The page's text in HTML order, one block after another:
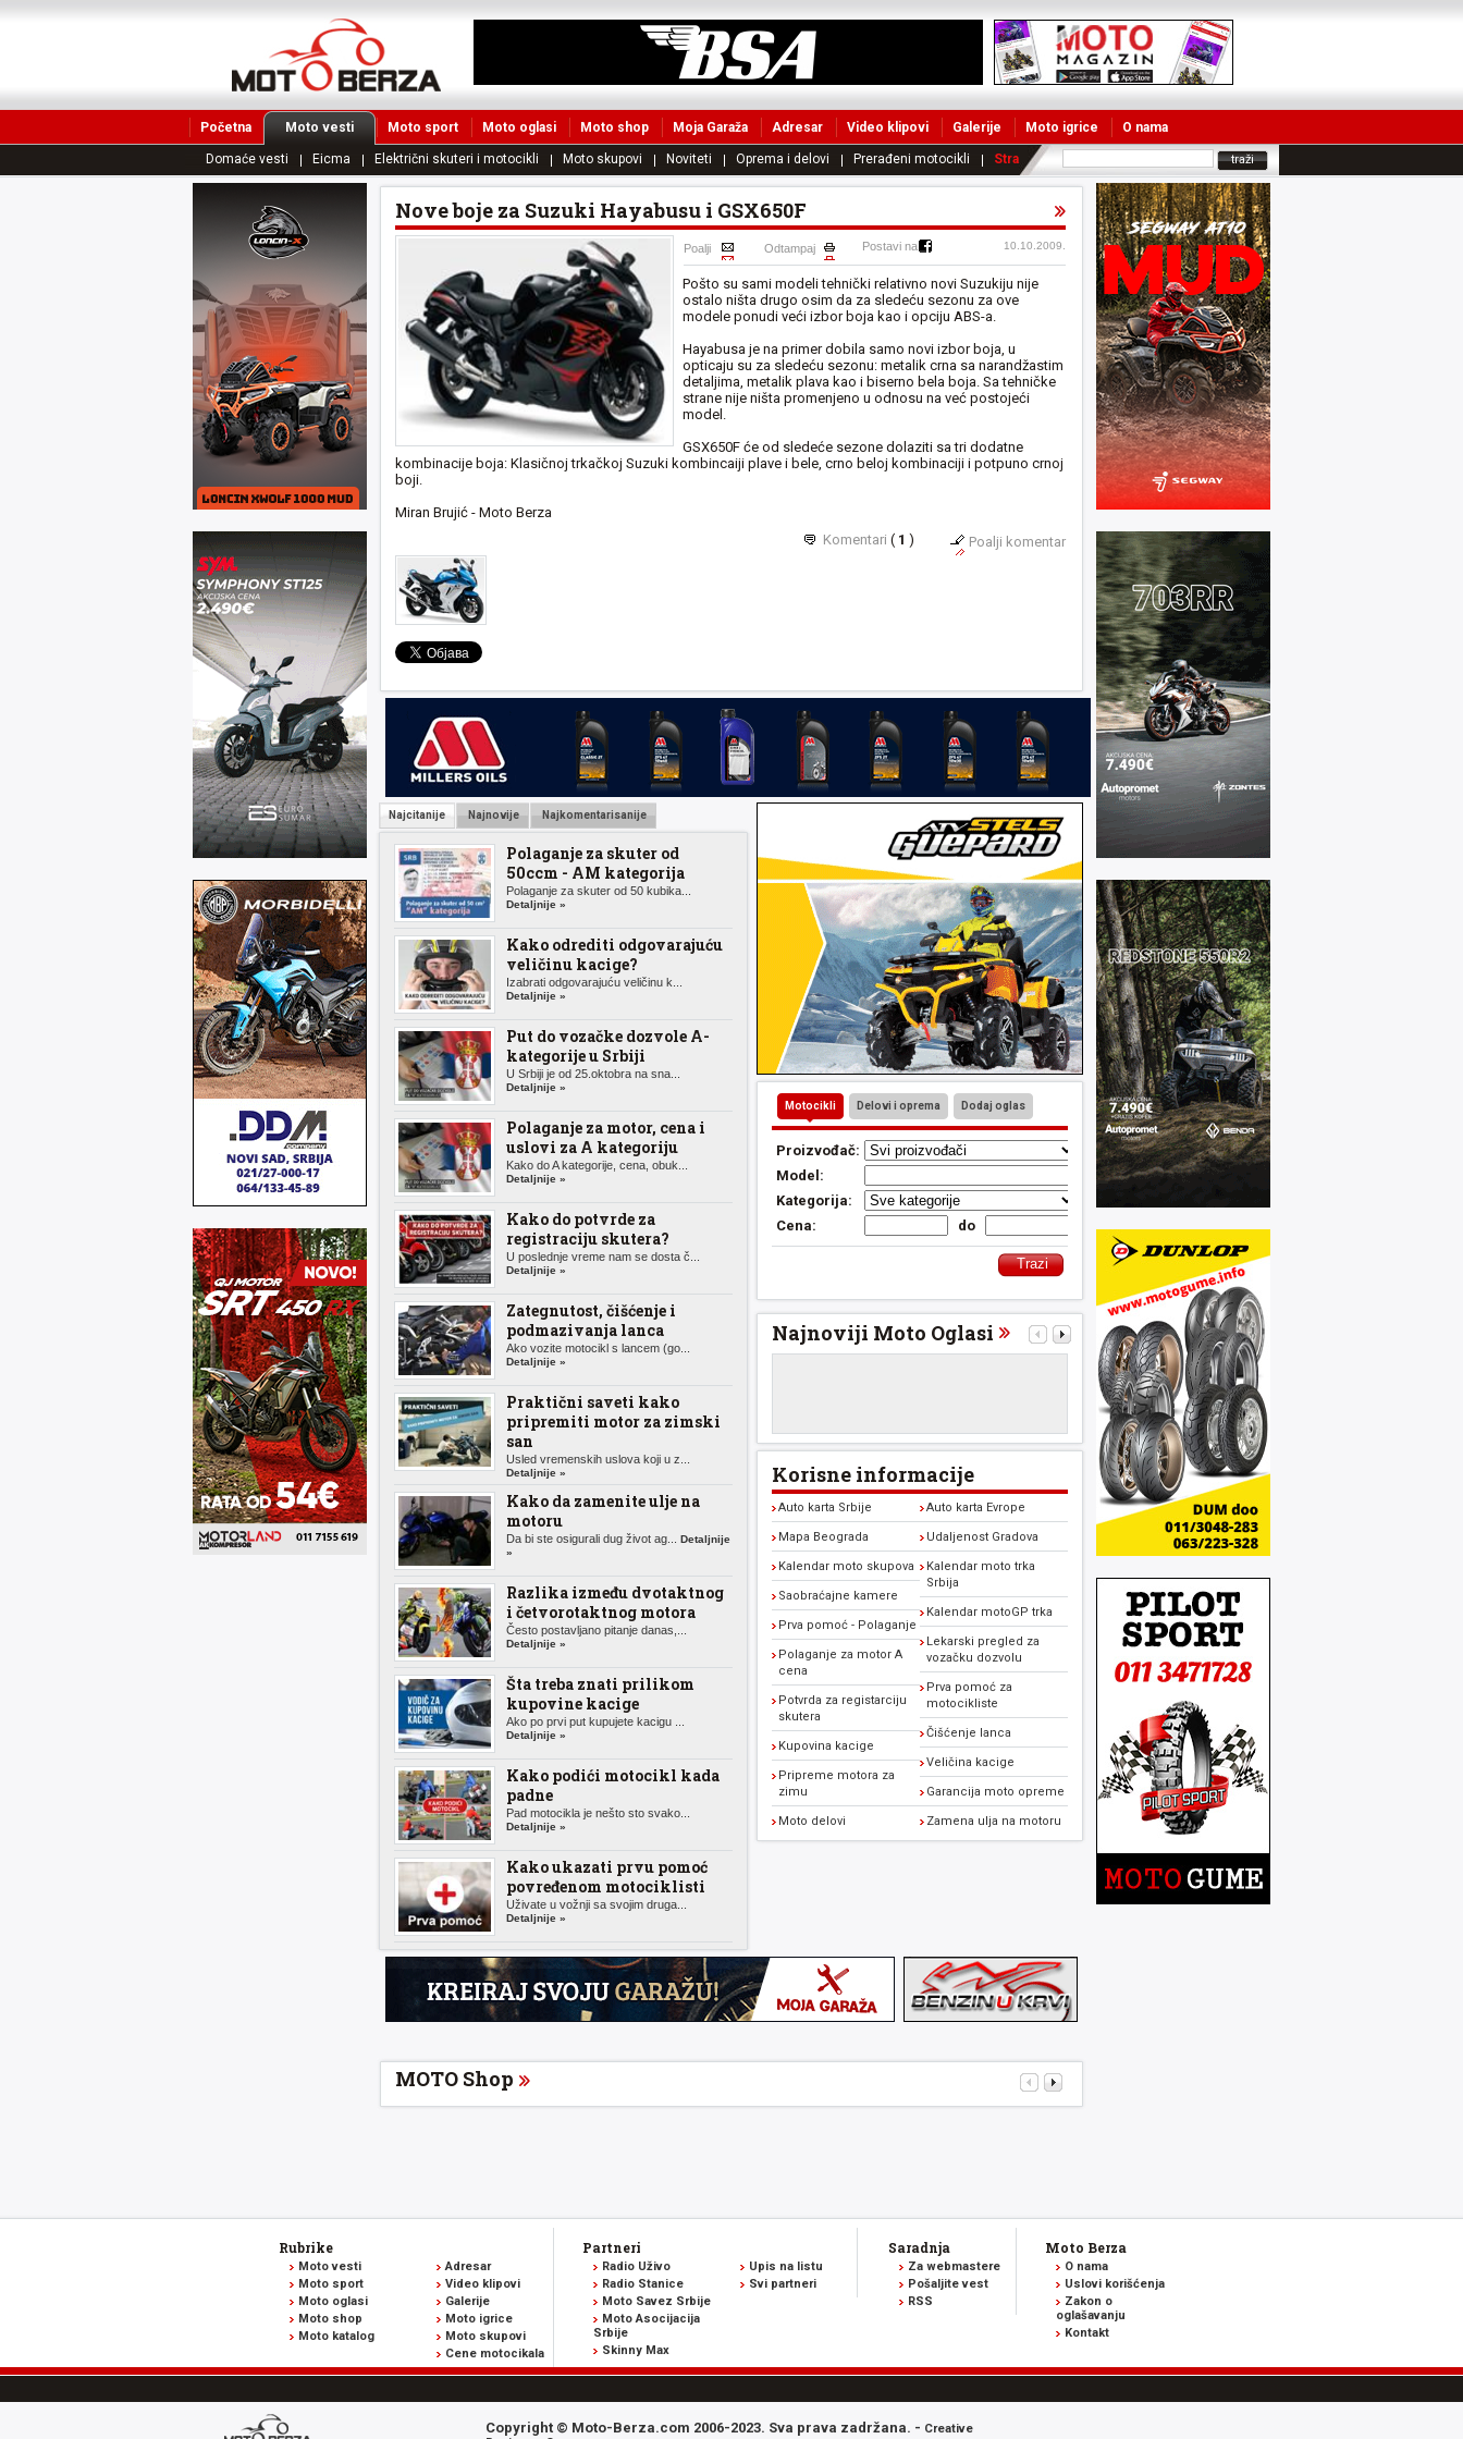
Početna Moto vesti Moto sport Moto oglasi Moto shop Moja Garaža Adresar Video klipovi Galerije Moto igrice O nama
Domaće vesti Eicma Električni skuteri i motocikli Moto skupovi Noviteti Oprema i delovi Prerađeni motocikli Strane vesti
Nove boje za Suzuki Hayabusu i GSX650F
Poalji Odtampaj Postavi na 10.10.2009.
Pošto su sami modeli tehnički relativno novi Suzukiju nije
ostalo ništa drugo osim da za sledeću sezonu za ove
modele ponudi veći izbor boja kao i opciju ABS-a.
Hayabusa je na primer dobila samo novi izbor boja, u
opticaju su za sledeću sezonu: metalik crna sa narandžastim
detaljima, metalik plava kao i biserno bela boja. Sa tehničke
strane nije ništa promenjeno u odnosu na već postojeći
model.
GSX650F će od sledeće sezone dolaziti sa tri dodatne
kombinacije boja: Klasičnoj trkačkoj Suzuki kombincaiji plave i bele, crno beloj kombinaciji i potpuno crnoj
boji.
Miran Brujić - Moto Berza
Komentari (1 ) Poalji komentar
Najcitanije Najnovije Najkomentarisanije
Polaganje za skuter od
50ccm - AM kategorija
Polaganje za skuter od 50 kubika...
Detaljnije »
Kako odrediti odgovarajuću
veličinu kacige?
Izabrati odgovarajuću veličinu k...
Detaljnije »
Put do vozačke dozvole A-
kategorije u Srbiji
U Srbiji je od 25.oktobra na sna...
Detaljnije »
Polaganje za motor, cena i
uslovi za A kategoriju
Kako do A kategorije, cena, obuk...
Detaljnije »
Kako do potvrde za
registraciju skutera?
U poslednje vreme nam se dosta č...
Detaljnije »
Zategnutost, čišćenje i
podmazivanja lanca
Ako vozite motocikl s lancem (go...
Detaljnije »
Praktični saveti kako
pripremiti motor za zimski
san
Usled vremenskih uslova koji u z...
Detaljnije »
Kako da zamenite ulje na
motoru
Da bi ste osigurali dug život ag... Detaljnije
»
Razlika između dvotaktnog
i četvorotaktnog motora
Često postavljano pitanje danas,...
Detaljnije »
Šta treba znati prilikom
kupovine kacige
Ako po prvi put kupujete kacigu ...
Detaljnije »
Kako podići motocikl kada
padne
Pad motocikla je nešto sto svako...
Detaljnije »
Kako ukazati prvu pomoć
povređenom motociklisti
Uživate u vožnji sa svojim druga...
Detaljnije »
Motocikli Delovi i oprema Dodaj oglas
Proizvođač:
Model:
Kategorija:
Cena:
do
Najnoviji Moto Oglasi
Korisne informacije
Auto karta Srbije
Mapa Beograda
Kalendar moto skupova
Saobraćajne kamere
Prva pomoć - Polaganje
Polaganje za motor A
cena
Potvrda za registarciju
skutera
Kupovina kacige
Pripreme motora za
zimu
Moto delovi
Auto karta Evrope
Udaljenost Gradova
Kalendar moto trka
Srbija
Kalendar motoGP trka
Lekarski pregled za
vozačku dozvolu
Prva pomoć za
motocikliste
Čišćenje lanca
Veličina kacige
Garancija moto opreme
Zamena ulja na motoru
MOTO Shop
Rubrike
Moto vesti
Moto sport
Moto oglasi
Moto shop
Moto katalog
Adresar
Video klipovi
Galerije
Moto igrice
Moto skupovi
Cene motocikala
Partneri
Radio Uživo
Radio Stanice
Moto Savez Srbije
Moto Asocijacija
Srbije
Skinny Max
Upis na listu
Svi partneri
Saradnja
Za webmastere
Pošaljite vest
RSS
Moto Berza
O nama
Uslovi korišćenja
Zakon o
oglašavanju
Kontakt
Copyright © Moto-Berza.com 2006-2023. Sva prava zadržana. - Creative